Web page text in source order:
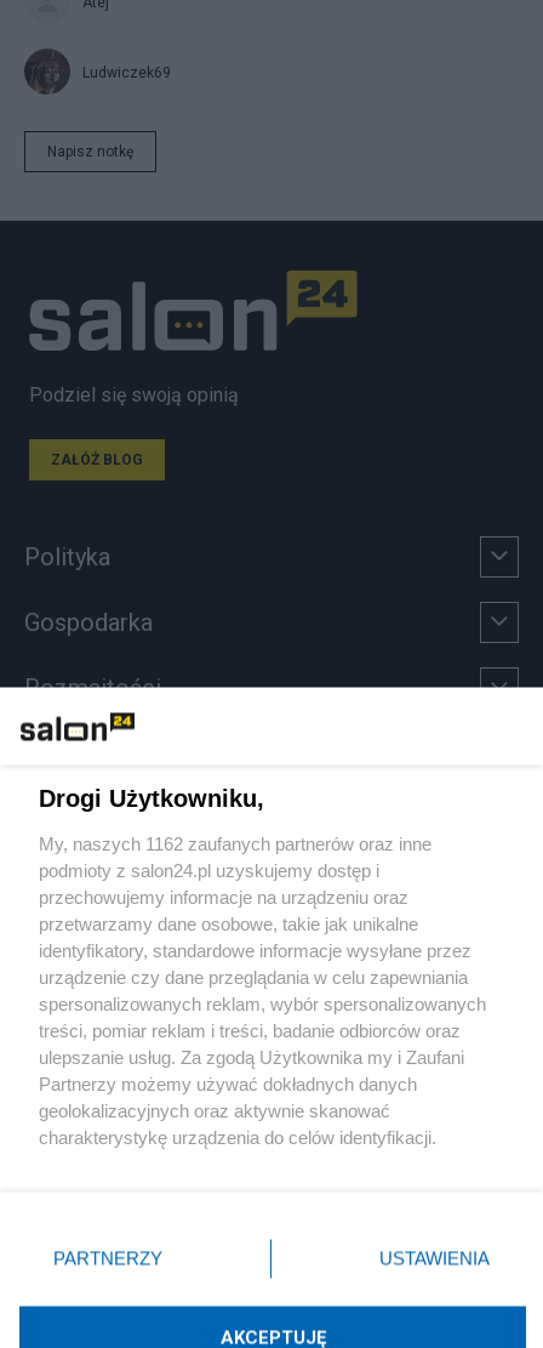
Ludwiczek69
Napisz notkę
Podziel się swoją opinią
ZAŁÓŻ BLOG
Polityka
Gospodarka
Rozmaitości
Sport
Społeczeństwo
Kultura
X Facebook Instagram Youtube
Drogi Użytkowniku,
My, naszych 1162 zaufanych partnerów oraz inne
podmioty z salon24.pl uzyskujemy dostęp i
przechowujemy informacje na urządzeniu oraz
przetwarzamy dane osobowe, takie jak unikalne
identyfikatory, standardowe informacje wysyłane przez
urządzenie czy dane przeglądania w celu zapewniania
spersonalizowanych reklam, wybór spersonalizowanych
treści, pomiar reklam i treści, badanie odbiorców oraz
ulepszanie usług. Za zgodą Użytkownika my i Zaufani
Partnerzy możemy używać dokładnych danych
geolokalizacyjnych oraz aktywnie skanować
charakterystykę urządzenia do celów identyfikacji.
zmienić/wycofać klikając przycisk ustawień prywatności
znajdujący się w lewym dolnym rogu strony
rodzaje przetwarzania danych nie wymagają zgody
użytkownika, ale masz prawo sprzeciwić się takiemu
PARTNERZY USTAWIENIA
AKCEPTUJĘ